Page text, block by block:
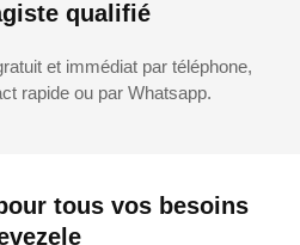
tous vos besoins
qualifié
et immédiat par téléphone,
rapide ou par Whatsapp.